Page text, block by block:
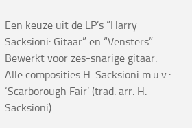
Een keuze uit de LP’s “Harry
Sacksioni: Gitaar” en “Vensters”
Bewerkt voor zes-snarige gitaar.
Alle composities H. Sacksioni m.u.v.:
‘Scarborough Fair’ (trad. arr. H.
Sacksioni)